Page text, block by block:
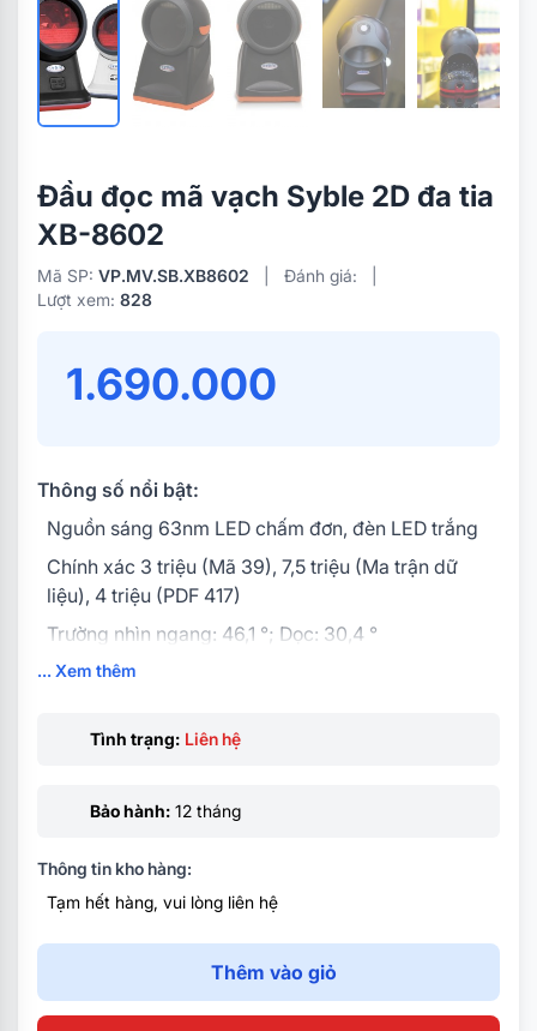
Đầu đọc mã vạch Syble 2D đa tia
XB-8602
Mã SP: VP.MV.SB.XB8602 Đánh giá:
Lượt xem: 828
1.690.000
Thông số nổi bật:
Nguồn sáng 63nm LED chấm đơn, đèn LED trắng
Chính xác 3 triệu (Mã 39), 7,5 triệu (Ma trận dữ
liệu), 4 triệu (PDF 417)
Trường nhìn ngang: 46,1 °; Dọc: 30,4 °
Giao diện USB
Trọng lượng 320g
bắt đầu sử dụng
Hình thức sử dụng: Để bàn
... Xem thêm
Tình trạng: Liên hệ
Bảo hành: 12 tháng
Thông tin kho hàng:
Tạm hết hàng, vui lòng liên hệ
Thêm vào giỏ